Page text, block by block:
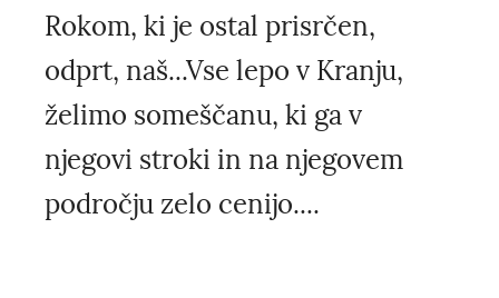
Rokom, ki je ostal prisrčen,
odprt, naš...Vse lepo v Kranju,
želimo someščanu, ki ga v
njegovi stroki in na njegovem
področju zelo cenijo....